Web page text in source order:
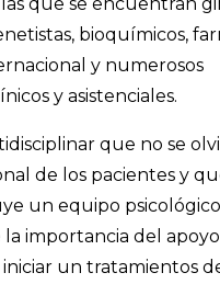
bioquímicos,
y numerosos
y asistenciales.
que no se
de los pacientes y
un equipo
importancia del
iniciar un tratamientos